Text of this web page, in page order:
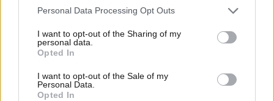
Please note that this website/app uses one or more Google
not limited to your visit or usage behaviour. You may click to
grant or deny consent to Google and its third-party tags to
use your data for below specified purposes in below Google
consent section.
Personal Data Processing Opt Outs
I want to opt-out of the Sharing of my
personal data.
Opted In
I want to opt-out of the Sale of my
Personal Data.
Opted In
TRENDING